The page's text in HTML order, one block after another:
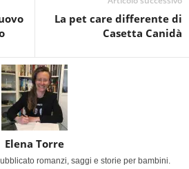
La pet care differente di
Casetta Canidà
Elena Torre
romanzi, saggi e storie per bambini.